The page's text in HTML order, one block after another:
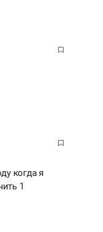
когда я
1